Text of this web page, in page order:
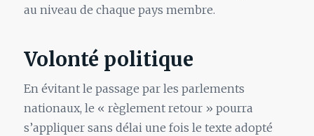
au niveau de chaque pays membre.
Volonté politique
En évitant le passage par les parlements
nationaux, le « règlement retour » pourra
s’appliquer sans délai une fois le texte adopté